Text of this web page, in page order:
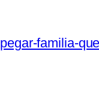
familia-